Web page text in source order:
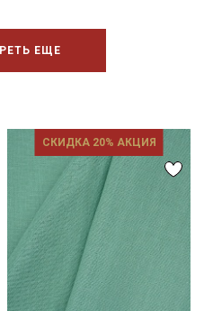
ЕЩЕ
СКИДКА 20% АКЦИЯ